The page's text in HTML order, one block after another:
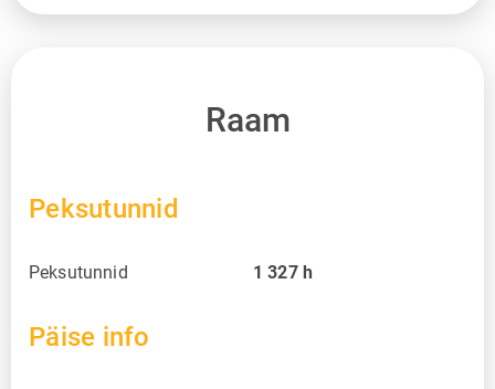
Raam
Peksutunnid
Peksutunnid 1 327 h
Päise info